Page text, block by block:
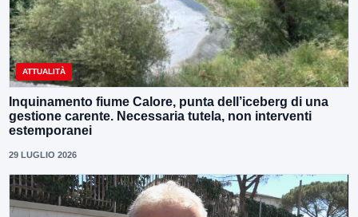
ATTUALITÀ
Inquinamento fiume Calore, punta dell’iceberg di una
gestione carente. Necessaria tutela, non interventi
estemporanei
29 LUGLIO 2026